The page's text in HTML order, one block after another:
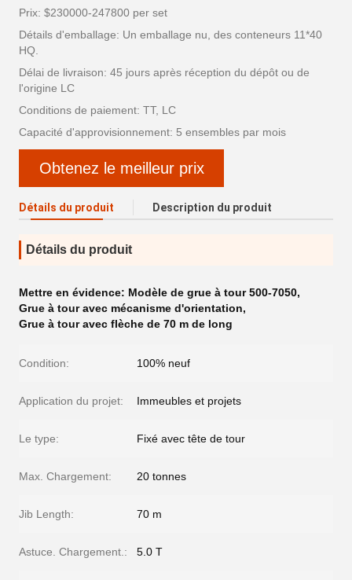
Prix: $230000-247800 per set
Détails d'emballage: Un emballage nu, des conteneurs 11*40
HQ.
Délai de livraison: 45 jours après réception du dépôt ou de
l'origine LC
Conditions de paiement: TT, LC
Capacité d'approvisionnement: 5 ensembles par mois
Obtenez le meilleur prix
Détails du produit Description du produit
Détails du produit
Mettre en évidence: Modèle de grue à tour 500-7050,
Grue à tour avec mécanisme d'orientation,
Grue à tour avec flèche de 70 m de long
Condition: 100% neuf
Application du projet: Immeubles et projets
Le type: Fixé avec tête de tour
Max. Chargement: 20 tonnes
Jib Length: 70 m
Astuce. Chargement.: 5.0 T